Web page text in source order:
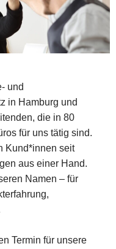
und
in Hamburg und
die in 80
für uns tätig sind.
Kund*innen seit
aus einer Hand.
Namen – für
Termin für unsere